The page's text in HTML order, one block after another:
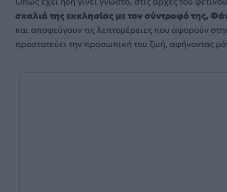
σκαλιά της εκκλησίας με τον σύντροφό της,
και αποφεύγουν τις λεπτομέρειες που αφορούν
προστατεύει την προσωπική του ζωή, αφήνοντας